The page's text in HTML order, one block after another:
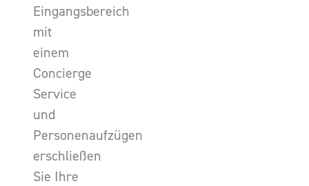
Eingangsbereich
mit
einem
Concierge
Service
und
Personenaufzügen
erschließen
Sie Ihre